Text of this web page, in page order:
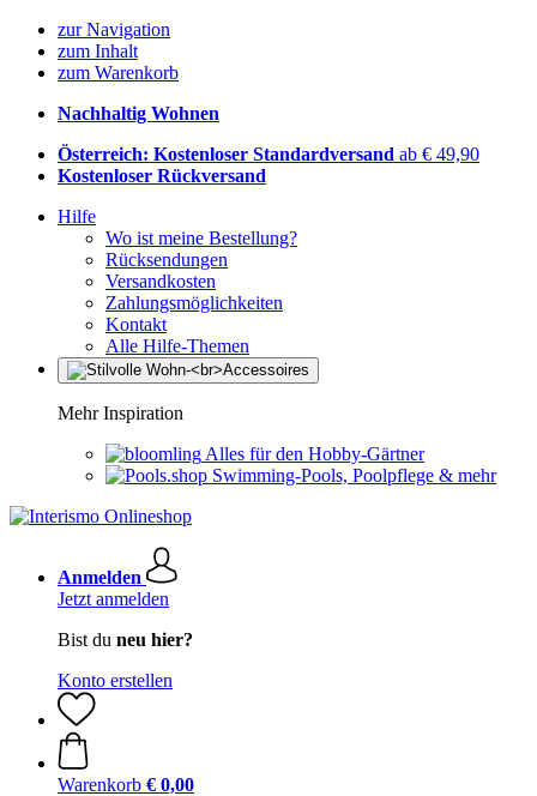
zur Navigation
zum Inhalt
zum Warenkorb
Nachhaltig Wohnen
Österreich: Kostenloser Standardversand ab € 49,90
Kostenloser Rückversand
Hilfe
Wo ist meine Bestellung?
Rücksendungen
Versandkosten
Zahlungsmöglichkeiten
Kontakt
Alle Hilfe-Themen
Mehr Inspiration
Alles für den Hobby-Gärtner
Swimming-Pools, Poolpflege & mehr
Anmelden
Jetzt anmelden
Bist du neu hier?
Konto erstellen
Warenkorb € 0,00